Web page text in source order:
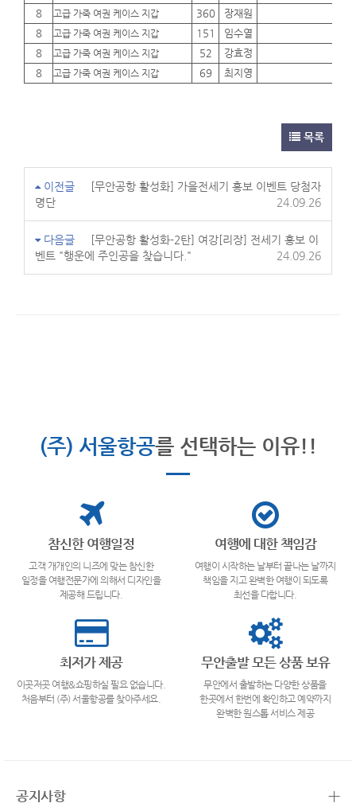
8
고급 가죽 여권 케이스 지갑 360 장재원
8
고급 가죽 여권 케이스 지갑 151 임수열
8
고급 가죽 여권 케이스 지갑 52 강효정
8
고급 가죽 여권 케이스 지갑 69 최지영
목록
이전글
[무안공항 활성화] 가을전세기 홍보 이벤트 당첨자
명단
24.09.26
다음글
[무안공항 활성화-2탄] 여강[리장] 전세기 홍보 이
벤트 "행운에 주인공을 찾습니다."
24.09.26
(주) 서울항공를 선택하는 이유!!
참신한 여행일정
고객 개개인의 니즈에 맞는 참신한
일정을 여행전문가에 의해서 디자인을
제공해 드립니다.
여행에 대한 책임감
여행이 시작하는 날부터 끝나는 날까지
책임을 지고 완벽한 여행이 되도록
최선을 다합니다.
최저가 제공
이곳저곳 여행&쇼핑하실 필요 없습니다.
처음부터 (주) 서울항공를 찾아주세요.
무안출발 모든 상품 보유
무안에서 출발하는 다양한 상품을
한곳에서 한번에 확인하고 예약까지
완벽한 원스톱 서비스 제공
공지사항 +